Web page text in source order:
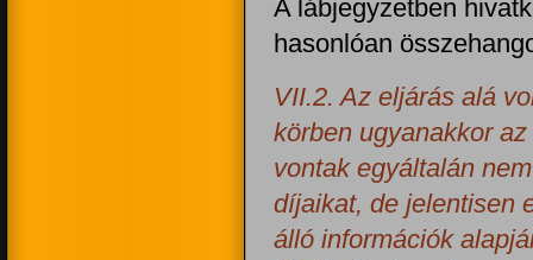
A lábjegyzetben
hasonlóan
VII.2. Az eljárás alá
körben ugyanakkor
vontak egyáltalán
díjaikat, de jelentisen
álló információk